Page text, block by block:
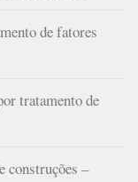
de fatores
tratamento de
construções –